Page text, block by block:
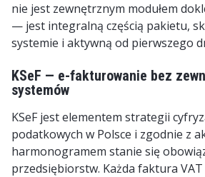
nie jest zewnętrznym modułem
— jest integralną częścią pakietu,
systemie i aktywną od pierwszego
KSeF — e-fakturowanie bez
systemów
KSeF jest elementem strategii
podatkowych w Polsce i zgodnie z
harmonogramem stanie się
przedsiębiorstw. Każda faktura